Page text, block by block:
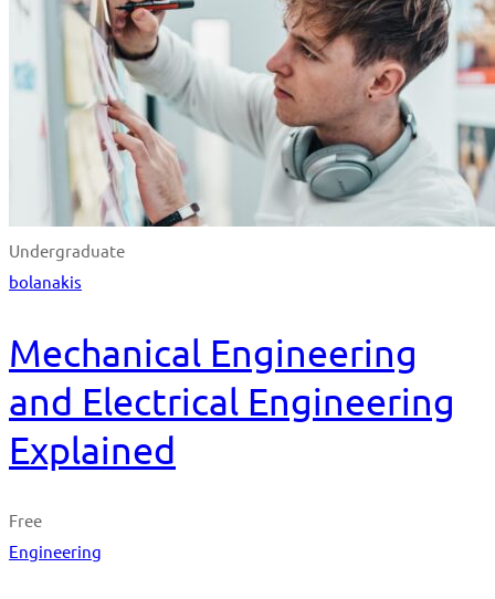
Undergraduate
bolanakis
Mechanical Engineering
and Electrical Engineering
Explained
Free
Engineering